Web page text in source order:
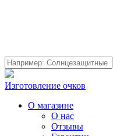
Изготовление очков
О магазине
О нас
Отзывы